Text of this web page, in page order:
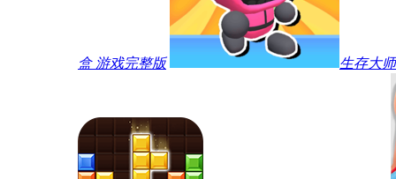
盒 游戏完整版 生存大